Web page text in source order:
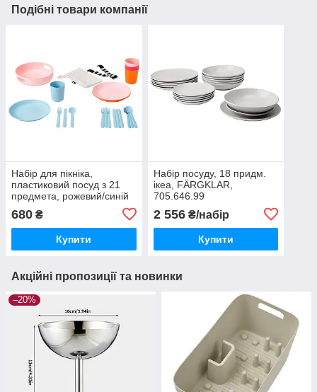
Подібні товари компанії
Набір для пікніка,
пластиковий посуд з 21
предмета, рожевий/синій
Ікеа MARULK 206.173.89
680 ₴
Купити
Набір посуду, 18 придм.
ікеа, FÄRGKLAR,
705.646.99
2 556₴/набір
Купити
Акційні пропозиції та новинки
–20%